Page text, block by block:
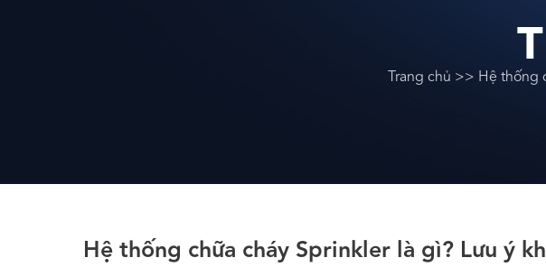
Trang chủ >> Hệ thống
Hệ thống chữa cháy Sprinkler là gì? Lưu ý